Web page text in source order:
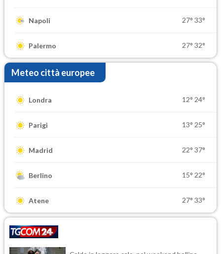
Napoli 27° 33°
Palermo 27° 32°
Meteo città europee
Londra 12° 24°
Parigi 13° 25°
Madrid 22° 37°
Berlino 15° 22°
Atene 27° 33°